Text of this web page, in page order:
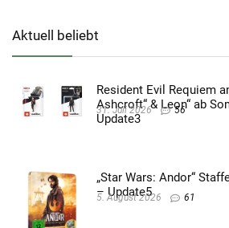
Aktuell beliebt
Resident Evil Requiem
Ashcroft“ & Leon“ ab
Update3
31. Juli 2026 56
„Star Wars: Andor“
– Update5
5. August 2026 61